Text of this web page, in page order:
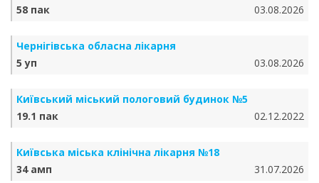
58 пак
03.08.2026
Чернігівська обласна лікарня
5 уп
03.08.2026
Київський міський пологовий будинок №5
19.1 пак
02.12.2022
Київська міська клінічна лікарня №18
34 амп
31.07.2026